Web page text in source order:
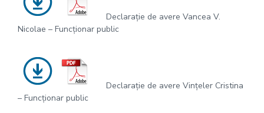
Declarație de avere Vancea V.
Nicolae – Funcționar public
Declarație de avere Vințeler Cristina
– Funcționar public